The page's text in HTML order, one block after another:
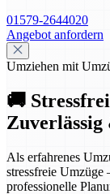
01579-2644020
Angebot anfordern
Umziehen mit
🚚
Als erfahrenes
stressfreie Umzüge
professionelle